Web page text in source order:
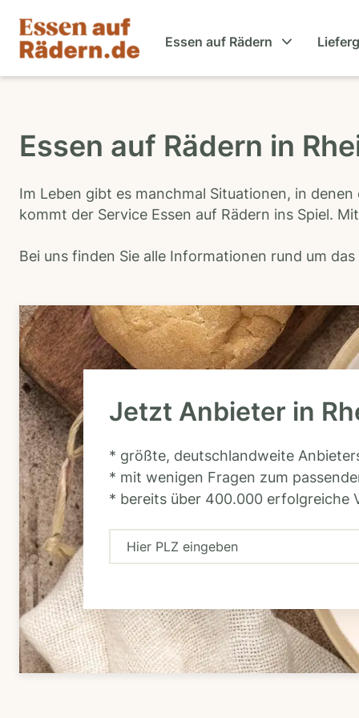
Essen auf Rädern
Essen auf Rädern in
Im Leben gibt es manchmal Situationen, in
kommt der Service Essen auf Rädern ins Spiel.
Bei uns finden Sie alle Informationen rund um
Jetzt Anbieter in
* größte, deutschlandweite
* mit wenigen Fragen zum
* bereits über 400.000 erfolgreiche
H
r
P
L